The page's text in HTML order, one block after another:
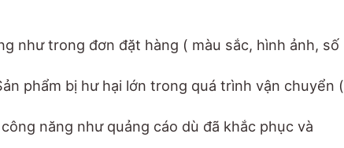
như trong đơn đặt hàng ( màu sắc, hình ảnh, số
phẩm bị hư hại lớn trong quá trình vận chuyển (
năng như quảng cáo dù đã khắc phục và